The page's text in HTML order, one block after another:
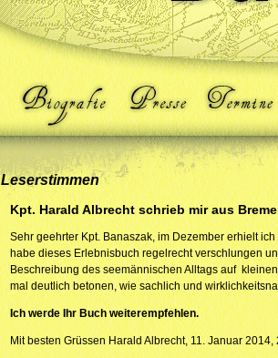
Leserstimmen
Kpt. Harald Albrecht schrieb mir aus
Sehr geehrter Kpt. Banaszak, im Dezember erhielt ich
habe dieses Erlebnisbuch regelrecht verschlungen
Beschreibung des seemännischen Alltags auf
mal deutlich betonen, wie sachlich und
Ich werde Ihr Buch weiterempfehlen.
Mit besten Grüssen Harald Albrecht, 11. Januar